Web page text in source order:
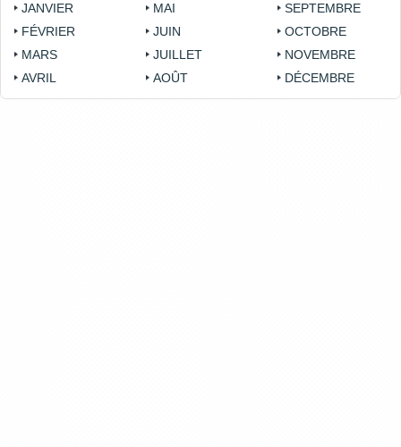
JANVIER
FÉVRIER
MARS
AVRIL
MAI
JUIN
JUILLET
AOÛT
SEPTEMBRE
OCTOBRE
NOVEMBRE
DÉCEMBRE